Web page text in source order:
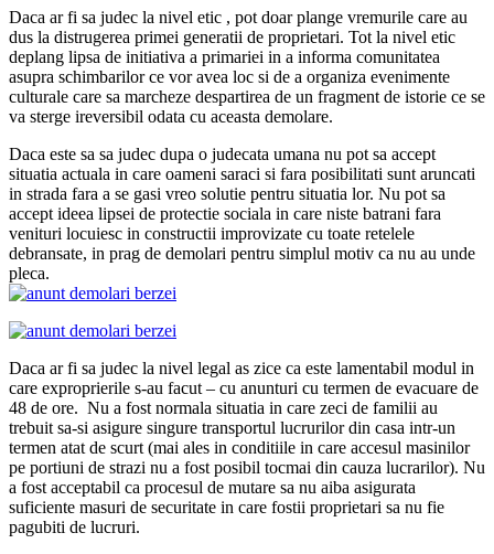
Daca ar fi sa judec la nivel etic , pot doar plange vremurile care au
dus la distrugerea primei generatii de proprietari. Tot la nivel etic
deplang lipsa de initiativa a primariei in a informa comunitatea
asupra schimbarilor ce vor avea loc si de a organiza evenimente
culturale care sa marcheze despartirea de un fragment de istorie ce se
va sterge ireversibil odata cu aceasta demolare.
Daca este sa sa judec dupa o judecata umana nu pot sa accept
situatia actuala in care oameni saraci si fara posibilitati sunt aruncati
in strada fara a se gasi vreo solutie pentru situatia lor. Nu pot sa
accept ideea lipsei de protectie sociala in care niste batrani fara
venituri locuiesc in constructii improvizate cu toate retelele
debransate, in prag de demolari pentru simplul motiv ca nu au unde
pleca.
Daca ar fi sa judec la nivel legal as zice ca este lamentabil modul in
care exproprierile s-au facut – cu anunturi cu termen de evacuare de
48 de ore. Nu a fost normala situatia in care zeci de familii au
trebuit sa-si asigure singure transportul lucrurilor din casa intr-un
termen atat de scurt (mai ales in conditiile in care accesul masinilor
pe portiuni de strazi nu a fost posibil tocmai din cauza lucrarilor). Nu
a fost acceptabil ca procesul de mutare sa nu aiba asigurata
suficiente masuri de securitate in care fostii proprietari sa nu fie
pagubiti de lucruri.